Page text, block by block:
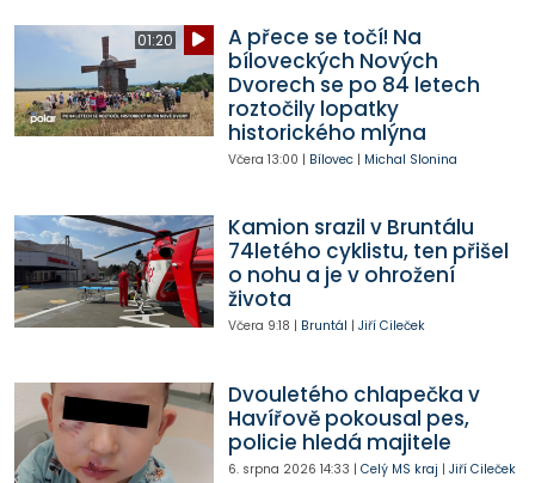
01:20
A přece se točí! Na
bíloveckých Nových
Dvorech se po 84 letech
roztočily lopatky
historického mlýna
Včera 13:00 | Bílovec| Michal Slonina
Kamion srazil v Bruntálu
74letého cyklistu, ten přišel
o nohu a je v ohrožení
života
Včera 9:18 | Bruntál | Jiří Cileček
Dvouletého chlapečka v
Havířově pokousal pes,
policie hledá majitele
6. srpna 2026 14:33 | Celý MS kraj | Jiří Cileček